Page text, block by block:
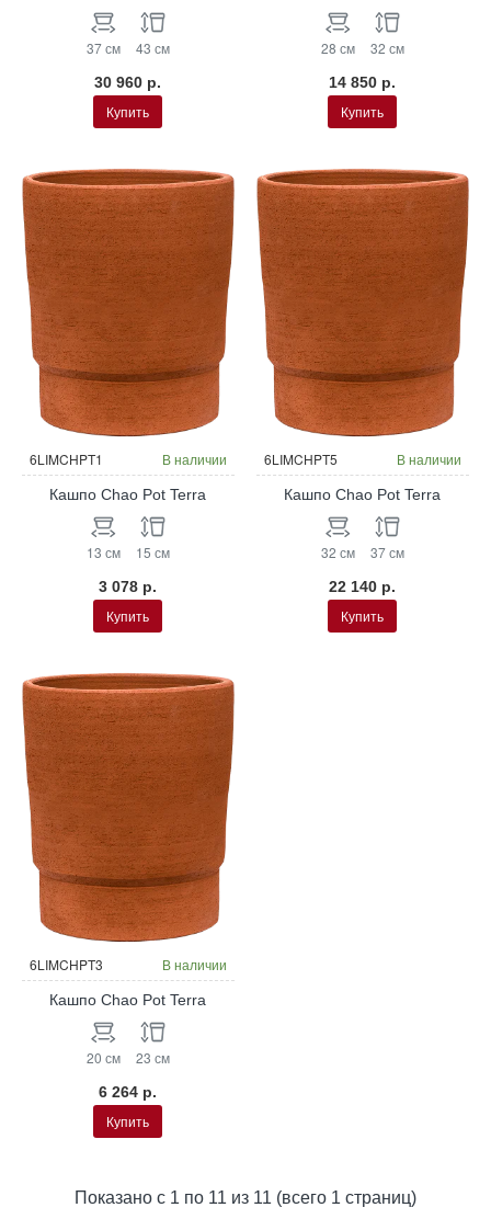
37 см 43 см
30 960 р.
Купить
28 см 32 см
14 850 р.
Купить
6LIMCHPT1 В наличии
Кашпо Chao Pot Terra
13 см 15 см
3 078 р.
Купить
6LIMCHPT5 В наличии
Кашпо Chao Pot Terra
32 см 37 см
22 140 р.
Купить
6LIMCHPT3 В наличии
Кашпо Chao Pot Terra
20 см 23 см
6 264 р.
Купить
Показано с 1 по 11 из 11 (всего 1 страниц)